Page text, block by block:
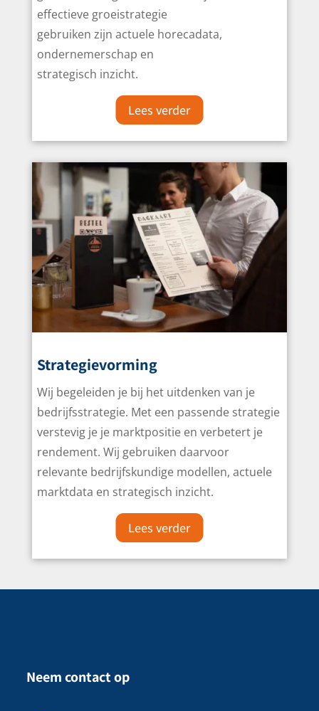
effectieve groeistrategie
gebruiken zijn actuele horecadata,
ondernemerschap en
strategisch inzicht.
Lees verder
Strategievorming
Wij begeleiden je bij het uitdenken van je
bedrijfsstrategie. Met een passende strategie
verstevig je je marktpositie en verbetert je
rendement. Wij gebruiken daarvoor
relevante bedrijfskundige modellen, actuele
marktdata en strategisch inzicht.
Lees verder
Neem contact op